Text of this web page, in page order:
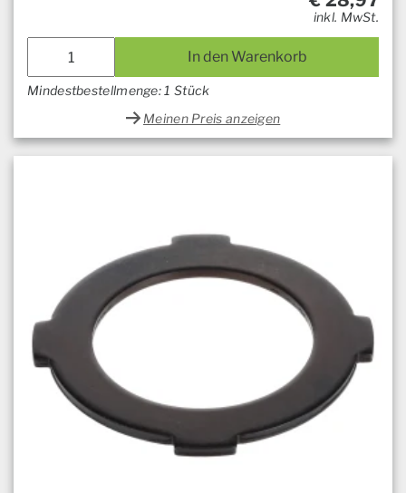
inkl. MwSt.
In den Warenkorb
Mindestbestellmenge: 1 Stück
Meinen Preis anzeigen